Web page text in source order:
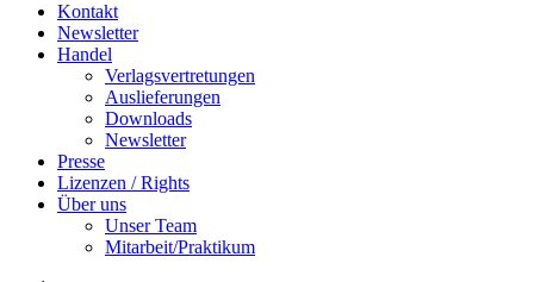
Kontakt
Newsletter
Handel
Verlagsvertretungen
Auslieferungen
Downloads
Newsletter
Presse
Lizenzen / Rights
Über uns
Unser Team
Mitarbeit/Praktikum